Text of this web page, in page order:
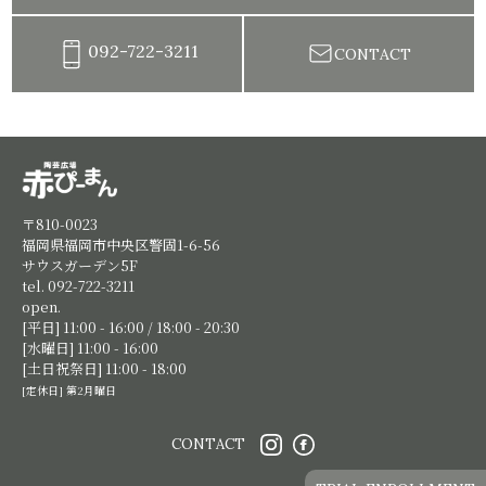
092-722-3211 CONTACT
〒810-0023
福岡県福岡市中央区警固1-6-56
サウスガーデン5F
tel. 092-722-3211
open.
[平日] 11:00 - 16:00 / 18:00 - 20:30
[水曜日] 11:00 - 16:00
[土日祝祭日] 11:00 - 18:00
[定休日] 第2月曜日
CONTACT